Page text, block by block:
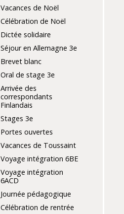
Vacances de Noël
Célébration de Noël
Dictée solidaire
Séjour en Allemagne 3e
Brevet blanc
Oral de stage 3e
Arrivée des
correspondants
Finlandais
Stages 3e
Portes ouvertes
Vacances de Toussaint
Voyage intégration 6BE
Voyage intégration
6ACD
Journée pédagogique
Célébration de rentrée